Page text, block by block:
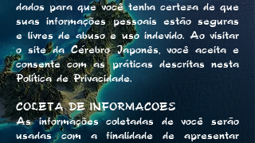
dados para que você tenha certeza de que
suas informações pessoais estão seguras
e livres de abuso e uso indevido. Ao visitar
o site da Cérebro Japonês, você aceita e
consente com as práticas descritas nesta
Política de Privacidade.
COLETA DE INFORMACOES
As informações coletadas de você serão
usadas com a finalidade de apresentar